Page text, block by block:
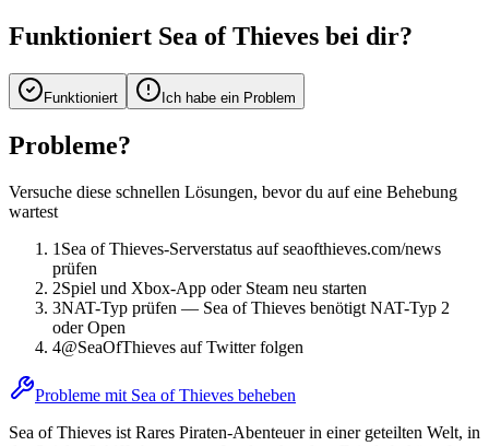
Funktioniert Sea of Thieves bei dir?
Funktioniert Ich habe ein Problem
Probleme?
Versuche diese schnellen Lösungen, bevor du auf eine Behebung
wartest
1 Sea of Thieves-Serverstatus auf seaofthieves.com/news
prüfen
2Spiel und Xbox-App oder Steam neu starten
3NAT-Typ prüfen — Sea of Thieves benötigt NAT-Typ 2
oder Open
4@SeaOfThieves auf Twitter folgen
Probleme mit Sea of Thieves beheben
Sea of Thieves ist Rares Piraten-Abenteuer in einer geteilten Welt, in